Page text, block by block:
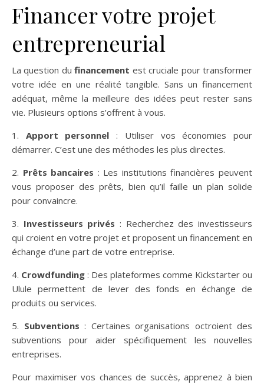
Financer votre projet
entrepreneurial
La question dufinancement est cruciale pour transformer
votre idée en une réalité tangible. Sans un financement
adéquat, même la meilleure des idées peut rester sans
vie. Plusieurs options s’offrent à vous.
1. Apport personnel : Utiliser vos économies pour
démarrer. C’est une des méthodes les plus directes.
2. Prêts bancaires : Les institutions financières peuvent
vous proposer des prêts, bien qu’il faille un plan solide
pour convaincre.
3. Investisseurs privés : Recherchez des investisseurs
qui croient en votre projet et proposent un financement en
échange d’une part de votre entreprise.
4. Crowdfunding : Des plateformes comme Kickstarter ou
Ulule permettent de lever des fonds en échange de
produits ou services.
5. Subventions : Certaines organisations octroient des
subventions pour aider spécifiquement les nouvelles
entreprises.
Pour maximiser vos chances de succès, apprenez à bien